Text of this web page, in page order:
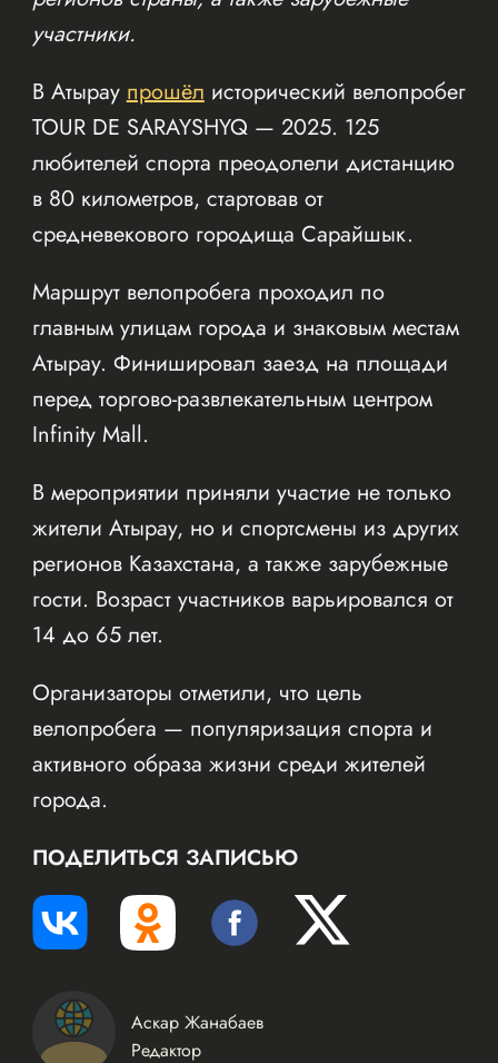
участники.
В Атырау прошёл исторический велопробег
TOUR DE SARAYSHYQ — 2025. 125
любителей спорта преодолели дистанцию
в 80 километров, стартовав от
средневекового городища Сарайшык.
Маршрут велопробега проходил по
главным улицам города и знаковым местам
Атырау. Финишировал заезд на площади
перед торгово-развлекательным центром
Infinity Mall.
В мероприятии приняли участие не только
жители Атырау, но и спортсмены из других
регионов Казахстана, а также зарубежные
гости. Возраст участников варьировался от
14 до 65 лет.
Организаторы отметили, что цель
велопробега — популяризация спорта и
активного образа жизни среди жителей
города.
ПОДЕЛИТЬСЯ ЗАПИСЬЮ
Аскар Жанабаев
Редактор